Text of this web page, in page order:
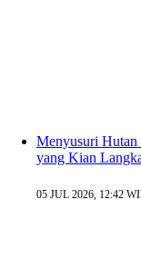
Menyusuri Hutan
yang Kian
05 JUL 2026, 12:42